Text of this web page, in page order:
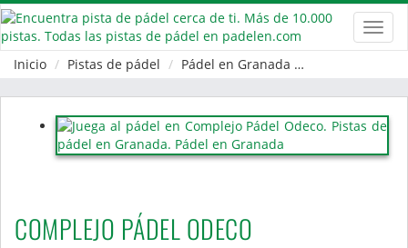
Inicio
Pistas de pádel Pádel en Granada
COMPLEJO PÁDEL ODECO